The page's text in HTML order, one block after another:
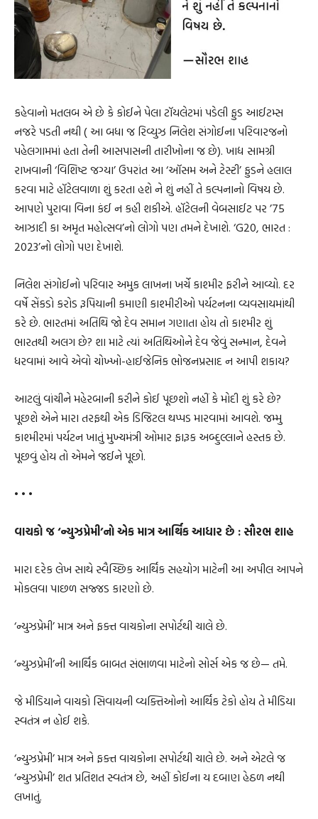
કહેવાનો મતલબ એ છે કે કોઈને પેલા ટૉયલેટમાં પડેલી ફુડ આઈટમ્સ
નજરે પડતી નથી ( આ બધા જ રિવ્યુઝ નિલેશ સંગોઈના પરિવારજનો
પહેલગામમાં હતા તેની આસપાસની તારીખોના જ છે). ખાદ્ય સામગ્રી
રાખવાની ‘વિશિષ્ટ જગ્યા’ ઉપરાંત આ ‘ઑસમ અને ટેસ્ટી’ ફુડને હલાલ
કરવા માટે હૉટેલવાળા શું કરતા હશે ને શું નહીં તે કલ્પનાનો વિષય છે.
આપણે પુરાવા વિના કંઈ ન કહી શકીએ. હૉટેલની વેબસાઈટ પર ’75
આઝાદી કા અમૃત મહોત્સવ’નો લોગો પણ તમને દેખાશે. ‘G20, ભારત :
2023’નો લોગો પણ દેખાશે.
નિલેશ સંગોઈનો પરિવાર અમુક લાખના ખર્ચે કાશ્મીર ફરીને આવ્યો. દર
વર્ષે સેંકડો કરોડ રૂપિયાની કમાણી કાશ્મીરીઓ પર્યટનના વ્યવસાયમાંથી
કરે છે. ભારતમાં અતિથિ જો દેવ સમાન ગણાતા હોય તો કાશ્મીર શું
ભારતથી અલગ છે? શા માટે ત્યાં અતિથિઓને દેવ જેવું સન્માન, દેવને
ધરવામાં આવે એવો ચોખ્ખો-હાઈજેનિક ભોજનપ્રસાદ ન આપી શકાય?
આટલું વાંચીને મહેરબાની કરીને કોઈ પૂછશો નહીં કે મોદી શું કરે છે?
પૂછશે એને મારા તરફથી એક ડિજિટલ થપ્પડ મારવામાં આવશે. જમ્મુ
કાશ્મીરમાં પર્યટન ખાતું મુખ્યમંત્રી ઓમાર ફારૂક અબ્દુલ્લાને હસ્તક છે.
પૂછવું હોય તો એમને જઈને પૂછો.
• • •
વાચકો જ ‘ન્યુઝપ્રેમી’નો એક માત્ર આર્થિક આધાર છે : સૌરભ શાહ
મારા દરેક લેખ સાથે સ્વૈચ્છિક આર્થિક સહયોગ માટેની આ અપીલ આપને
મોકલવા પાછળ સજ્જડ કારણો છે.
‘ન્યુઝપ્રેમી’ માત્ર અને ફક્ત વાચકોના સપોર્ટથી ચાલે છે.
‘ન્યુઝપ્રેમી’ની આર્થિક બાબત સંભાળવા માટેનો સોર્સ એક જ છે— તમે.
જે મીડિયાને વાચકો સિવાયની વ્યક્તિઓનો આર્થિક ટેકો હોય તે મીડિયા
સ્વતંત્ર ન હોઈ શકે.
‘ન્યુઝપ્રેમી’ માત્ર અને ફક્ત વાચકોના સપોર્ટથી ચાલે છે. અને એટલે જ
‘ન્યુઝપ્રેમી’ શત પ્રતિશત સ્વતંત્ર છે, અહીં કોઈના ય દબાણ હેઠળ નથી
લખાતું.